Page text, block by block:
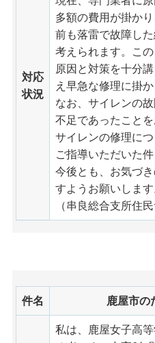
対応
状況
多額の費用が掛か
前も落雷で故障し
考えられます。こ
原因と対策を十分
え早急な修理に掛
なお、サイレンの
不足であったことを
サイレンの修理に
ご指導いただいた
今後とも、お気づ
すようお願いします
（串良総合支所住
件名 鹿屋市の
私は、鹿屋女子高